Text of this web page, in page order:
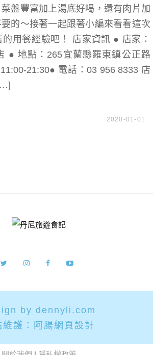
盤豐富加上湯底好喝，還有肉片加
的～接著一起跟著小編來看看這次
用餐經驗吧！ 店家資訊 ● 店家：
● 地點：265宜蘭縣羅東鎮公正路
21:30● 電話：03 956 8333 店
2020-01-01
by dennyli.com
護： 阿腸網頁設計